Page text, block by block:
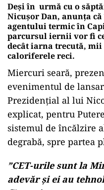
Deși în urmă cu o
Nicuşor Dan, anunţa
agentului termic în
parcursul iernii vor fi
decât iarna trecută, mii
caloriferele reci.
Miercuri seară,
evenimentul de
Prezidențial al lui
explicat, pentru
sistemul de încălzire
degrabă, spre partea
”CET-urile sunt la
adevăr și ei au